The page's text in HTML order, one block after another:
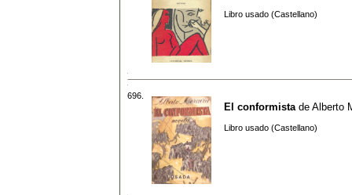
Libro usado (Castellano)
696.
El conformista de Alberto
Libro usado (Castellano)